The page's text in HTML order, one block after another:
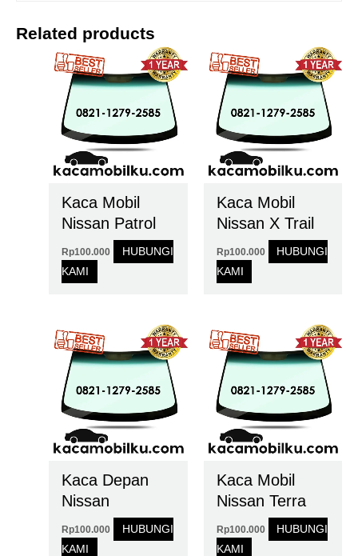
Related products
Kaca Mobil
Nissan Patrol
Rp100.000
HUBUNGI
KAMI
Kaca Mobil
Nissan X Trail
Rp100.000
HUBUNGI
KAMI
Kaca Depan
Nissan
Rp100.000
HUBUNGI
KAMI
Kaca Mobil
Nissan Terra
Rp100.000
HUBUNGI
KAMI